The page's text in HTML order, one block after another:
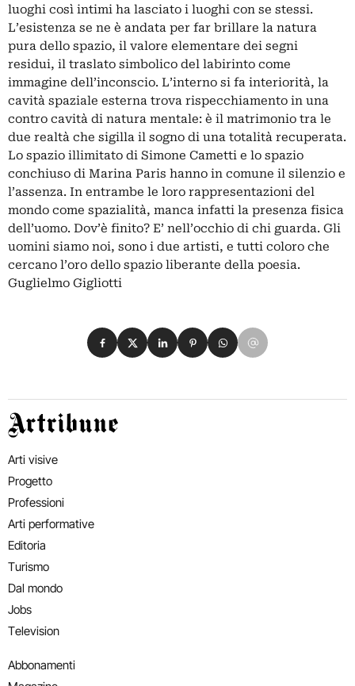
luoghi così intimi ha lasciato i luoghi con se stessi.
L’esistenza se ne è andata per far brillare la natura
pura dello spazio, il valore elementare dei segni
residui, il traslato simbolico del labirinto come
immagine dell’inconscio. L’interno si fa interiorità, la
cavità spaziale esterna trova rispecchiamento in una
contro cavità di natura mentale: è il matrimonio tra le
due realtà che sigilla il sogno di una totalità recuperata.
Lo spazio illimitato di Simone Cametti e lo spazio
conchiuso di Marina Paris hanno in comune il silenzio e
l’assenza. In entrambe le loro rappresentazioni del
mondo come spazialità, manca infatti la presenza fisica
dell’uomo. Dov’è finito? E’ nell’occhio di chi guarda. Gli
uomini siamo noi, sono i due artisti, e tutti coloro che
cercano l’oro dello spazio liberante della poesia.
Guglielmo Gigliotti
Condividi su Facebook
Condividi su X
Condividi su LinkedIn
Condividi su Pinterest
Condividi su WhatsApp
Condividi su Email
Artribune
Arti visive
Progetto
Professioni
Arti performative
Editoria
Turismo
Dal mondo
Jobs
Television
Abbonamenti